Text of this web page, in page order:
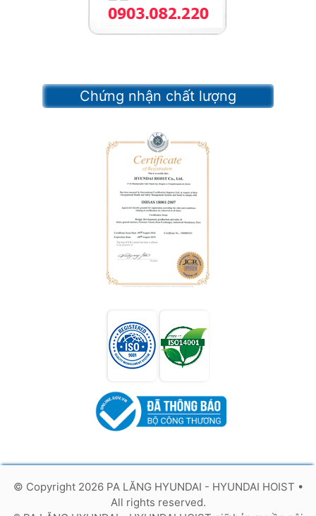
Chứng nhận chất lượng
© Copyright 2026 PA LĂNG HYUNDAI - HYUNDAI HOIST •
All rights reserved.